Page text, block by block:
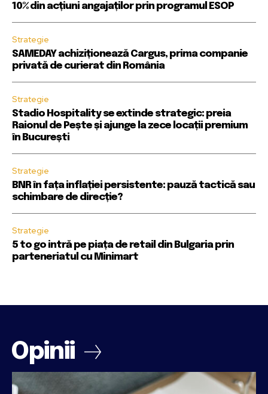
10% din acțiuni angajaților prin programul ESOP
Strategie
SAMEDAY achiziționează Cargus, prima companie
privată de curierat din România
Strategie
Stadio Hospitality se extinde strategic: preia
Raionul de Pește și ajunge la zece locații premium
în București
Strategie
BNR în fața inflației persistente: pauză tactică sau
schimbare de direcție?
Strategie
5 to go intră pe piața de retail din Bulgaria prin
parteneriatul cu Minimart
Opinii